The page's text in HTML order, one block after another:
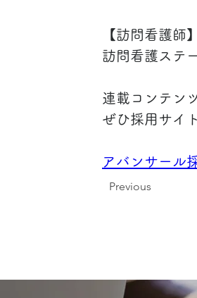
【訪問看護師】
訪問看護ステ
連載コンテン
ぜひ採用サイ
アバンサール
Previous